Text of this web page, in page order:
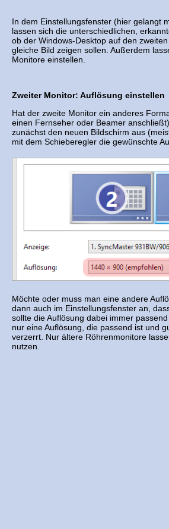
In dem Einstellungsfenster (hier gelangt
lassen sich die unterschiedlichen,
ob der Windows-Desktop auf den
gleiche Bild zeigen sollen. Außerdem
Monitore einstellen.
Zweiter Monitor: Auflösung einstellen
Hat der zweite Monitor ein anderes
einen Fernseher oder Beamer
zunächst den neuen Bildschirm aus
mit dem Schieberegler die gewünschte
Möchte oder muss man eine andere
dann auch im Einstellungsfenster an,
sollte die Auflösung dabei immer
nur eine Auflösung, die passend ist und
verzerrt. Nur ältere Röhrenmonitore
nutzen.